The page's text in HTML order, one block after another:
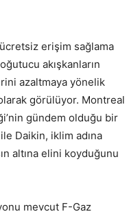
erişim sağlama
akışkanların
azaltmaya yönelik
görülüyor. Montreal
gündem olduğu bir
Daikin, iklim adına
altına elini koyduğunu
mevcut F-Gaz